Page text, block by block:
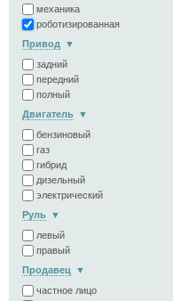
механика
роботизированная
Привод
задний
передний
полный
Двигатель
бензиновый
газ
гибрид
дизельный
электрический
Руль
левый
правый
Продавец
частное лицо